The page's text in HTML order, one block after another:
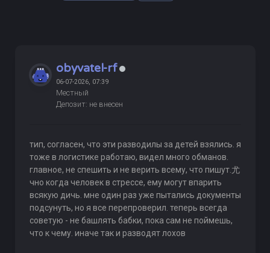
obyvatel-rf
06-07-2026, 07:39
Местный
Депозит: не внесен
тип, согласен, что эти разводилы за детей взялись. я
тоже в логистике работаю, видел много обманов.
главное, не спешить и не верить всему, что пишут.尤
чно когда человек в стрессе, ему могут впарить
всякую дичь. мне один раз уже пытались документы
подсунуть, но я все перепроверил. теперь всегда
советую - не башлять бабки, пока сам не поймешь,
что к чему. иначе так и разводят лохов